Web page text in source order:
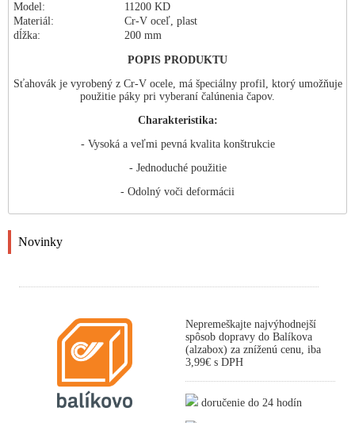
Model:
11200 KD
Materiál:
Cr-V oceľ, plast
dĺžka:
200 mm
POPIS PRODUKTU
Sťahovák je vyrobený z Cr-V ocele, má špeciálny profil, ktorý umožňuje
použitie páky pri vyberaní čalúnenia čapov.
Charakteristika:
- Vysoká a veľmi pevná kvalita konštrukcie
- Jednoduché použitie
- Odolný voči deformácii
Novinky
Nepremeškajte najvýhodnejší
spôsob dopravy do Balíkova
(alzabox) za zníženú cenu, iba
3,99€ s DPH
doručenie do 24 hodín